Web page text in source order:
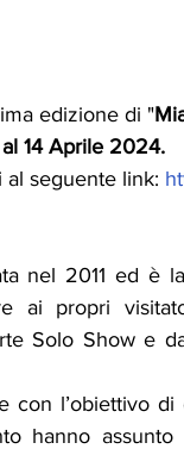
edizione di "
al 14 Aprile 2024.
al seguente link:
nel 2011 ed è
ai propri
Solo Show e
con l’obiettivo
hanno